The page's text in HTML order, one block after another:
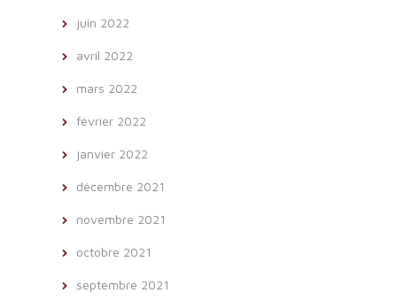
juin 2022
avril 2022
mars 2022
février 2022
janvier 2022
décembre 2021
novembre 2021
octobre 2021
septembre 2021